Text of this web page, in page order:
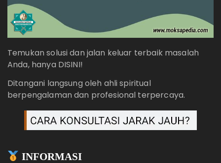
Temukan solusi dan jalan keluar terbaik masalah
Anda, hanya DISINI!
Ditangani langsung oleh ahli spiritual
berpengalaman dan profesional terpercaya.
INFORMASI